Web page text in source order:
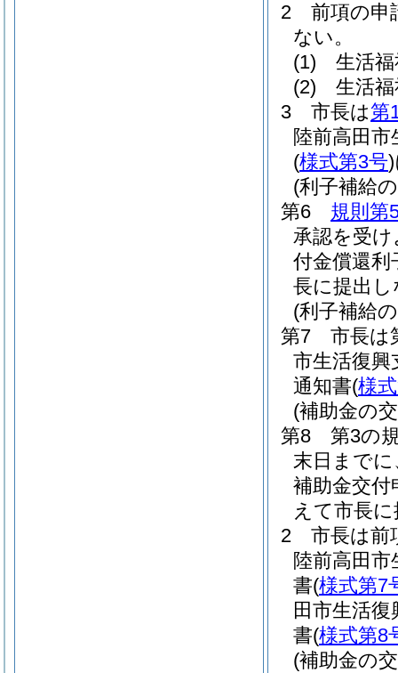
2 前項の申
ない。
(1) 生活福
(2) 生活福
3 市長は第
陸前高田
(様式第3号)
(利子補給
第6 規則第
承認を受
付金償還利
長に提出
(利子補給
第7 市長は
市生活復興
通知書(様
(補助金の
第8 第3の規
末日までに
補助金交付
えて市長
2 市長は前
陸前高田
書(様式第7
田市生活
書(様式第8
(補助金の